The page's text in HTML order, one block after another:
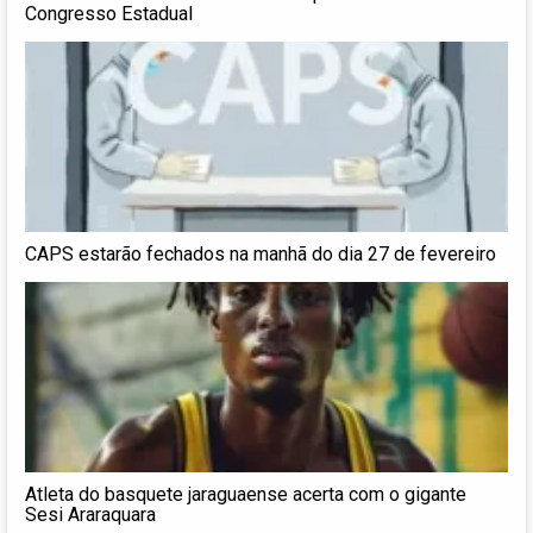
Congresso Estadual
CAPS estarão fechados na manhã do dia 27 de fevereiro
Atleta do basquete jaraguaense acerta com o gigante
Sesi Araraquara